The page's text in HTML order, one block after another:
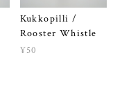
Kukkopilli /
Rooster Whistle
¥50